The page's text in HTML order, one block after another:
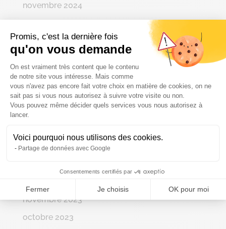
Promis, c'est la dernière fois
qu'on vous demande
Plateforme de Gestion du
On est vraiment très content que le contenu
de notre site vous intéresse. Mais comme
vous n'avez pas encore fait votre choix en matière de cookies, on ne
sait pas si vous nous autorisez à suivre votre visite ou non.
Vous pouvez même décider quels services vous nous autorisez à
lancer.
Voici pourquoi nous utilisons des cookies.
Partage de données avec Google
Consentements certifiés par
Fermer Je choisis OK pour moi
Axeptio consent
novembre 2024
octobre 2024
septembre 2024
juin 2024
mai 2024
avril 2024
février 2024
novembre 2023
octobre 2023